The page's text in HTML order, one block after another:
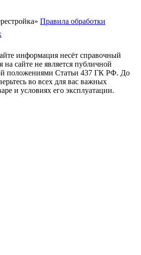
Правила обработки
информация несёт справочный
сайте не является публичной
положениями Статьи 437 ГК РФ. До
во всех для вас важных
и условиях его эксплуатации.